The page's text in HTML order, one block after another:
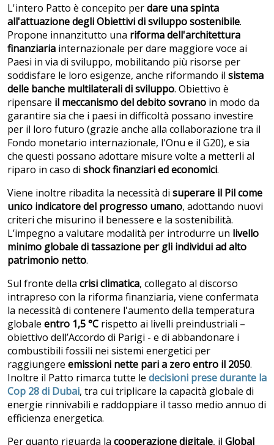
L'intero Patto è concepito perdare una spinta
all'attuazione degli Obiettivi di sviluppo sostenibile.
Propone innanzitutto una riforma dell'architettura
finanziaria internazionale per dare maggiore voce ai
Paesi in via di sviluppo, mobilitando più risorse per
soddisfare le loro esigenze, anche riformando il sistema
delle banche multilaterali di sviluppo. Obiettivo è
ripensare il meccanismo del debito sovrano in modo da
garantire sia che i paesi in difficoltà possano investire
per il loro futuro (grazie anche alla collaborazione tra il
Fondo monetario internazionale, l'Onu e il G20), e sia
che questi possano adottare misure volte a metterli al
riparo in caso di shock finanziari ed economici.
Viene inoltre ribadita la necessità di superare il Pil come
unico indicatore del progresso umano, adottando nuovi
criteri che misurino il benessere e la sostenibilità.
L’impegno a valutare modalità per introdurre un livello
minimo globale di tassazione per gli individui ad alto
patrimonio netto.
Sul fronte della crisi climatica, collegato al discorso
intrapreso con la riforma finanziaria, viene confermata
la necessità di contenere l'aumento della temperatura
globale entro 1,5 °C rispetto ai livelli preindustriali –
obiettivo dell’Accordo di Parigi - e di abbandonare i
combustibili fossili nei sistemi energetici per
raggiungere emissioni nette pari a zero entro il 2050.
Inoltre il Patto rimarca tutte le decisioni prese durante la
Cop 28 di Dubai, tra cui triplicare la capacità globale di
energie rinnivabili e raddoppiare il tasso medio annuo di
efficienza energetica.
Per quanto riguarda la cooperazione digitale, il Global